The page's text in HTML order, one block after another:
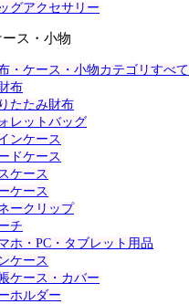
グアクセサリー
ス・小物
・ケース・小物カテゴリすべて
布
たたみ財布
レットバッグ
ンケース
ドケース
ケース
ケース
ークリップ
チ
ホ・PC・タブレット用品
ケース
ケース・カバー
ホルダー